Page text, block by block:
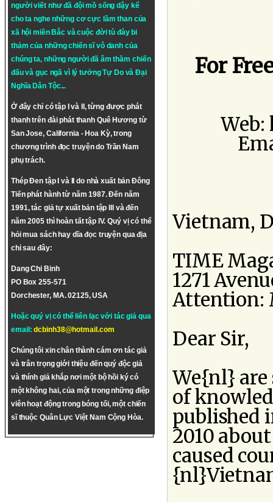
người viết như đã đội mồ sống dậy kể
cho ta nghe những cơ cực lầm than của
xã hội miền Bắc và cuộc đời tù đày bi
thảm của những chiến sĩ vô danh của
chúng ta, những người đã âm thầm chiến
đấu và gục ngã vì lý tưởngTự DovàĐại
Nghĩa Dân Tộc...
Ở đây chỉ có tập I và II, từng được phát
thanh trên đài phát thanh Quê Hương từ
San Jose, California - Hoa Kỳ, trong
chương trình đọc truyện do Trần Nam
phụ trách.
Thép Đen tập I và II do nhà xuất bản Đông
Tiến phát hành từ năm 1987. Đến năm
1991, tác giả tự xuất bản tập III và đến
năm 2005 thì hoàn tất tập IV. Quý vị có thể
hỏi mua sách hay dĩa đọc truyện qua địa
chỉ sau đây:
Dang Chi Binh
PO Box 255-571
Dorchester, MA. 02125, USA
Hoặc quý vị có thể liên lạc với tác giả qua
email:dcbinh38@hotmail.com
Chúng tôi xin chân thành cám ơn tác giả
và trân trọng giới thiệu đến quý độc giả
và thính giả khắp nơi một bộ hồi ký có
một không hai, của một trong những điệp
viên hoạt động trong bóng tối, một chiến
sĩ thuộc Quân Lực Việt Nam Cộng Hòa.
For
Vietnam,
TIME
1271
Attention:
Dear Sir,
We{nl} are
of
published
2010
caused